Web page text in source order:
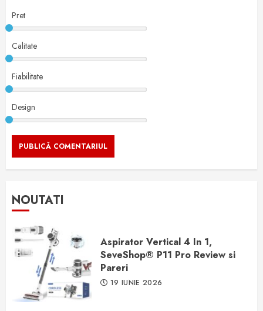
Pret
Calitate
Fiabilitate
Design
NOUTATI
Aspirator Vertical 4 In 1,
SeveShop® P11 Pro Review si
Pareri
19 IUNIE 2026